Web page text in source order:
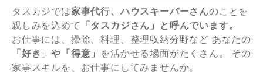
タスカジでは家事代行、ハウスキーパーさんのことを
親しみを込めて
「タスカジさん」と呼んでいます。
お仕事には、掃除、料理、整理収納分野など あなたの
「好き」や「得意」
を活かせる場面がたくさん。
その
家事スキルを、お仕事にしてみませんか。